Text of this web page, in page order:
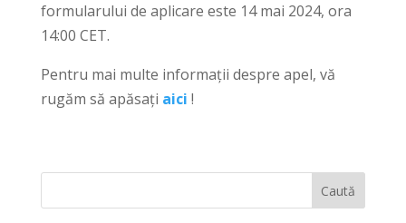
formularului de aplicare este 14 mai 2024, ora
14:00 CET.
Pentru mai multe informații despre apel, vă
rugăm să apăsați aici !
Caută